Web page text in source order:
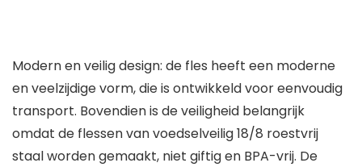
Modern en veilig design: de fles heeft een moderne
en veelzijdige vorm, die is ontwikkeld voor eenvoudig
transport. Bovendien is de veiligheid belangrijk
omdat de flessen van voedselveilig 18/8 roestvrij
staal worden gemaakt, niet giftig en BPA-vrij. De